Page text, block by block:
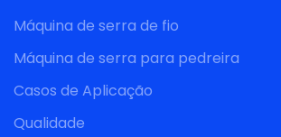
Máquina de serra de fio
Máquina de serra para pedreira
Casos de Aplicação
Qualidade